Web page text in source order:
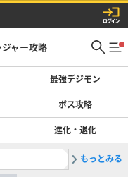
ャー攻略
最強デジモン
ボス攻略
進化・退化
2登場デ
もっとみる